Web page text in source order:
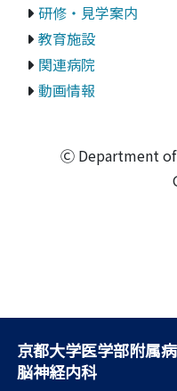
研修・見学案内
教育施設
関連病院
動画情報
Ⓒ Department
京都大学医学部附属
脳神経内科